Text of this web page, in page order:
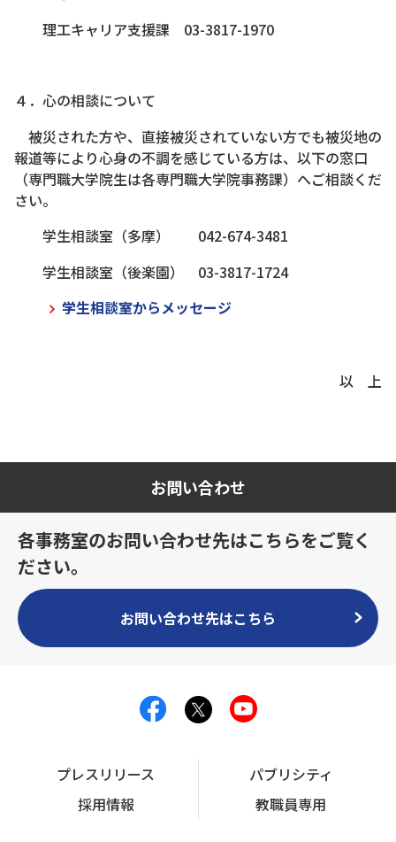
理工キャリア支援課 03-3817-1970
４．心の相談について
被災された方や、直接被災されていない方でも被災地の
報道等により心身の不調を感じている方は、以下の窓口
（専門職大学院生は各専門職大学院事務課）へご相談くだ
さい。
学生相談室（多摩） 042-674-3481
学生相談室（後楽園） 03-3817-1724
学生相談室からメッセージ
以 上
お問い合わせ
各事務室のお問い合わせ先はこちらをご覧く
ださい。
お問い合わせ先はこちら
プレスリリース
パブリシティ
採用情報
教職員専用